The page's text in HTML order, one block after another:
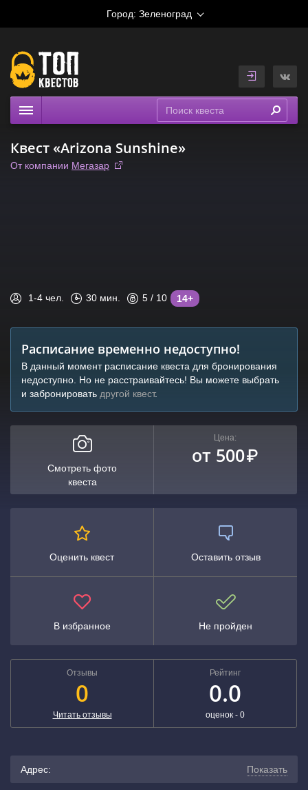
Город: Зеленоград
Рейтинги
Квест «Arizona Sunshine»
От компании Мегазар
1-4 чел. 30 мин. 5 / 10 14+
Расписание временно недоступно!
В данный момент расписание квеста для бронирования
недоступно. Но не расстраивайтесь! Вы можете выбрать
и забронировать другой квест.
Смотреть фото
квеста
Цена:
от 500₽
Оценить квест Оставить отзыв
В избранное Не пройден
Отзывы
0
Читать отзывы
Рейтинг
0.0
оценок - 0
Адрес: Показать